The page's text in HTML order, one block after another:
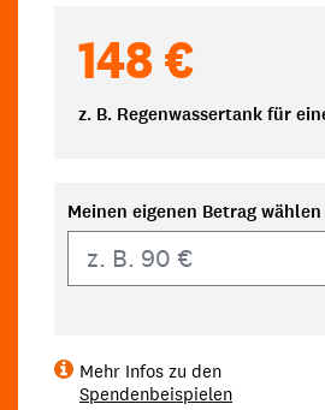
148 €
z. B. Regenwassertank für
Meinen eigenen Betrag wählen
Mehr Infos zu den
Spendenbeispielen